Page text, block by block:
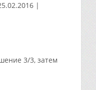
|
3/3, затем